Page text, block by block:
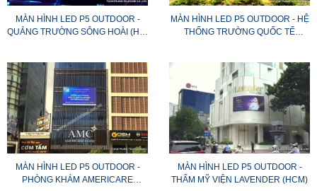
MÀN HÌNH LED P5 OUTDOOR -
QUẢNG TRƯỜNG SÔNG HOÀI (HỘI
MÀN HÌNH LED P5 OUTDOOR - HỆ
THỐNG TRƯỜNG QUỐC TẾ
MÀN HÌNH LED P5 OUTDOOR -
PHÒNG KHÁM AMERICARE
MÀN HÌNH LED P5 OUTDOOR -
THẨM MỸ VIỆN LAVENDER (HCM)